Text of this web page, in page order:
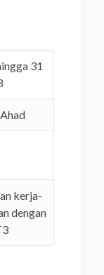
31
kerja-
dengan